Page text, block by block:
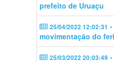
prefeito de Uruaçu
25/04/2022 12:02:31
movimentação do
25/03/2022 20:03:49